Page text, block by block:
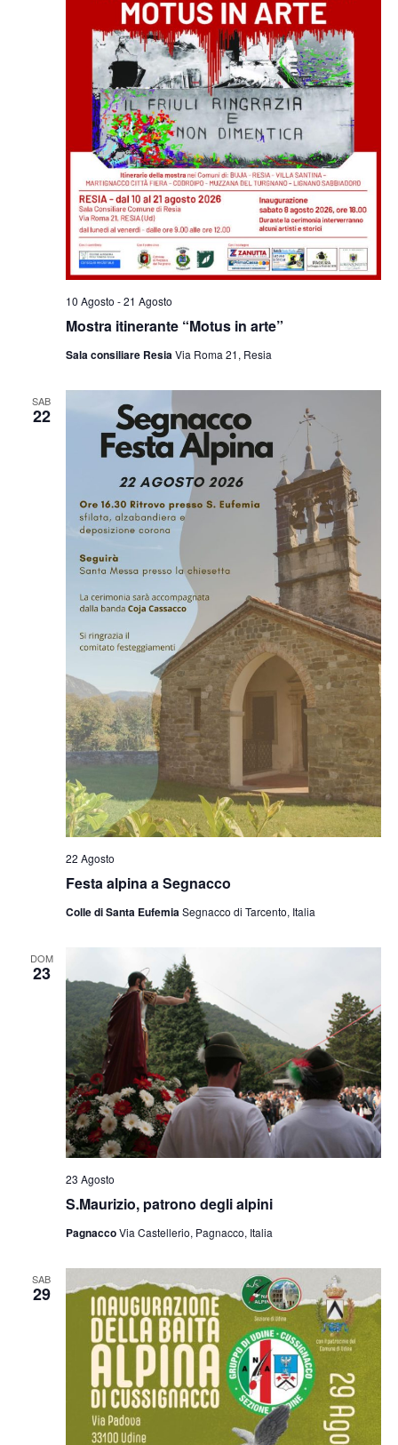
Mostra itinerante “Motus in arte”
10 Agosto -21 Agosto
Sala consiliare ResiaVia Roma 21, Resia
SAB
22
Festa alpina a Segnacco
22 Agosto
Colle di Santa EufemiaSegnacco di Tarcento, Italia
DOM
23
S.Maurizio, patrono degli alpini
23 Agosto
PagnaccoVia Castellerio, Pagnacco, Italia
SAB
29